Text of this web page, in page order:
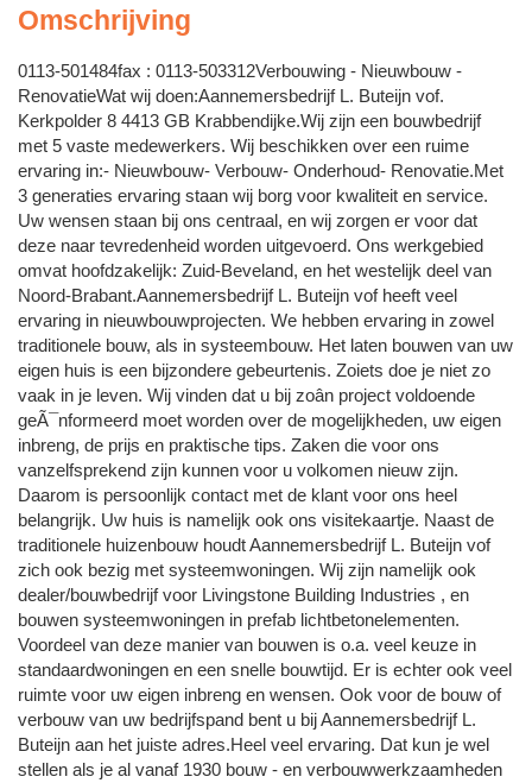
Omschrijving
0113-501484fax : 0113-503312Verbouwing - Nieuwbouw -
RenovatieWat wij doen:Aannemersbedrijf L. Buteijn vof.
Kerkpolder 8 4413 GB Krabbendijke.Wij zijn een bouwbedrijf
met 5 vaste medewerkers. Wij beschikken over een ruime
ervaring in:- Nieuwbouw- Verbouw- Onderhoud- Renovatie.Met
3 generaties ervaring staan wij borg voor kwaliteit en service.
Uw wensen staan bij ons centraal, en wij zorgen er voor dat
deze naar tevredenheid worden uitgevoerd. Ons werkgebied
omvat hoofdzakelijk: Zuid-Beveland, en het westelijk deel van
Noord-Brabant.Aannemersbedrijf L. Buteijn vof heeft veel
ervaring in nieuwbouwprojecten. We hebben ervaring in zowel
traditionele bouw, als in systeembouw. Het laten bouwen van uw
eigen huis is een bijzondere gebeurtenis. Zoiets doe je niet zo
vaak in je leven. Wij vinden dat u bij zoân project voldoende
geÃ¯nformeerd moet worden over de mogelijkheden, uw eigen
inbreng, de prijs en praktische tips. Zaken die voor ons
vanzelfsprekend zijn kunnen voor u volkomen nieuw zijn.
Daarom is persoonlijk contact met de klant voor ons heel
belangrijk. Uw huis is namelijk ook ons visitekaartje. Naast de
traditionele huizenbouw houdt Aannemersbedrijf L. Buteijn vof
zich ook bezig met systeemwoningen. Wij zijn namelijk ook
dealer/bouwbedrijf voor Livingstone Building Industries , en
bouwen systeemwoningen in prefab lichtbetonelementen.
Voordeel van deze manier van bouwen is o.a. veel keuze in
standaardwoningen en een snelle bouwtijd. Er is echter ook veel
ruimte voor uw eigen inbreng en wensen. Ook voor de bouw of
verbouw van uw bedrijfspand bent u bij Aannemersbedrijf L.
Buteijn aan het juiste adres.Heel veel ervaring. Dat kun je wel
stellen als je al vanaf 1930 bouw - en verbouwwerkzaamheden